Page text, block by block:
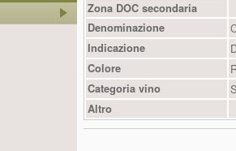
Zona DOC secondaria
Denominazione
Indicazione
Colore
Categoria vino
Altro